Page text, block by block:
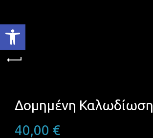
Ανοίξτε τη γραμμή εργαλείων
Δομημένη Καλωδίωση
40,00 €